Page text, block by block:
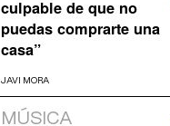
culpable de que no
puedas comprarte una
casa”
JAVI MORA
MÚSICA